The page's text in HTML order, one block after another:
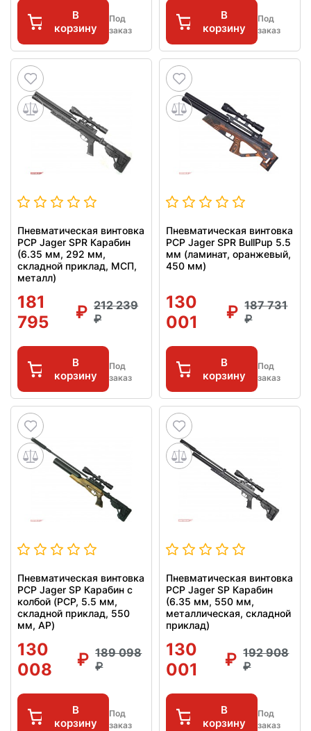
В
корзину
Под
заказ
В
корзину
Под
заказ
Пневматическая винтовка
PCP Jager SPR Карабин
(6.35 мм, 292 мм,
складной приклад, МСП,
металл)
181
795
212 239
В
корзину
Под
заказ
Пневматическая винтовка
PCP Jager SPR BullPup 5.5
мм (ламинат, оранжевый,
450 мм)
130
001
187 731
В
корзину
Под
заказ
Пневматическая винтовка
PCP Jager SP Карабин с
колбой (PCP, 5.5 мм,
складной приклад, 550
мм, AP)
130
008
189 098
В
корзину
Под
заказ
Пневматическая винтовка
PCP Jager SP Карабин
(6.35 мм, 550 мм,
металлическая, складной
приклад)
130
001
192 908
В
корзину
Под
заказ